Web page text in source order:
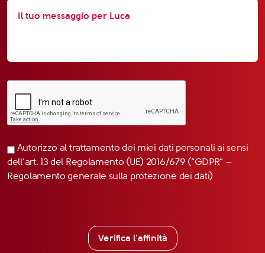
Autorizzo al trattamento dei miei dati personali ai sensi
dell’art. 13 del Regolamento (UE) 2016/679 (“GDPR” –
Regolamento generale sulla protezione dei dati)
Verifica l'affinità